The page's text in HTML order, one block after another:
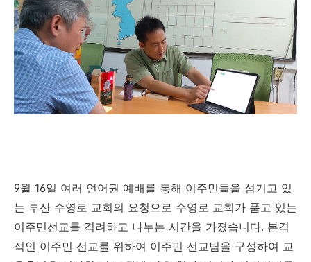
9월 16일 여러 언어권 예배를 통해 이주민들을 섬기고 있
는 부산 수영로 교회의 요청으로 수영로 교회가 품고 있는
이주민선교를 격려하고 나누는 시간을 가졌습니다. 본격
적인 이주민 선교를 위하여 이주민 선교팀을 구성하여 교